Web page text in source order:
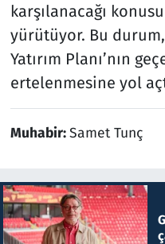
karşılanacağı
yürütüyor. Bu
Yatırım Planı’nın
ertelenmesine yol
Muhabir:Samet Tunç